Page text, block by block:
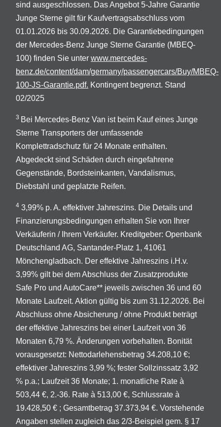
sind ausgeschlossen. Das Angebot 5-Jahre Garantie
Junge Sterne gilt für Kaufvertragsabschluss vom
01.01.2026 bis 30.09.2026. Die Garantiebedingungen
der Mercedes-Benz Junge Sterne Garantie (MBEQ-
100) finden Sie unter www.mercedes-
benz.de/content/dam/germany/passengercars/Buy/MBEQ-
100-JS-Garantie.pdf. Kontingent begrenzt. Stand
02/2025
3 Bei Mercedes-Benz Van ist beim Kauf eines Junge
Sterne Transporters der umfassende
Komplettradschutz für 24 Monate enthalten.
Abgedeckt sind Schäden durch eingefahrene
Gegenstände, Bordsteinkanten, Vandalismus,
Diebstahl und geplatzte Reifen.
4 3,99% p. A. effektiver Jahreszins. Die Details und
Finanzierungsbedingungen erhalten Sie von Ihrer
Verkäuferin / Ihrem Verkäufer. Kreditgeber: Openbank
Deutschland AG, Santander-Platz 1, 41061
Mönchengladbach. Der effektive Jahreszins i.H.v.
3,99% gilt bei dem Abschluss der Zusatzprodukte
Safe Pro und AutoCare** jeweils zwischen 36 und 60
Monate Laufzeit. Aktion gültig bis zum 31.12.2026. Bei
Abschluss ohne Absicherung / ohne Produkt beträgt
der effektive Jahreszins bei einer Laufzeit von 36
Monaten 6,79 %. Änderungen vorbehalten. Bonität
vorausgesetzt: Nettodarlehensbetrag 34.208,10 €;
effektiver Jahreszins 3,99 %; fester Sollzinssatz 3,92
% p.a.; Laufzeit 36 Monate; 1. monatliche Rate à
503,44 €, 2.-36. Rate à 513,00 €, Schlussrate à
19.428,50 € ; Gesamtbetrag 37.373,94 €. Vorstehende
Angaben stellen zugleich das 2/3-Beispiel gem. § 17